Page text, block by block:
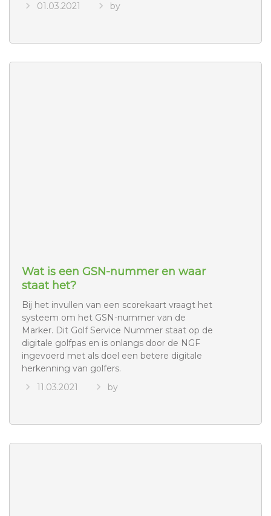
01.03.2021
by
Wat is een GSN-nummer en waar
staat het?
Bij het invullen van een scorekaart vraagt het
systeem om het GSN-nummer van de
Marker. Dit Golf Service Nummer staat op de
digitale golfpas en is onlangs door de NGF
ingevoerd met als doel een betere digitale
herkenning van golfers.
11.03.2021
by